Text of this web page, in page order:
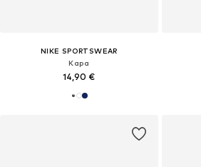
NIKE SPORTSWEAR
Kapa
14,90 €